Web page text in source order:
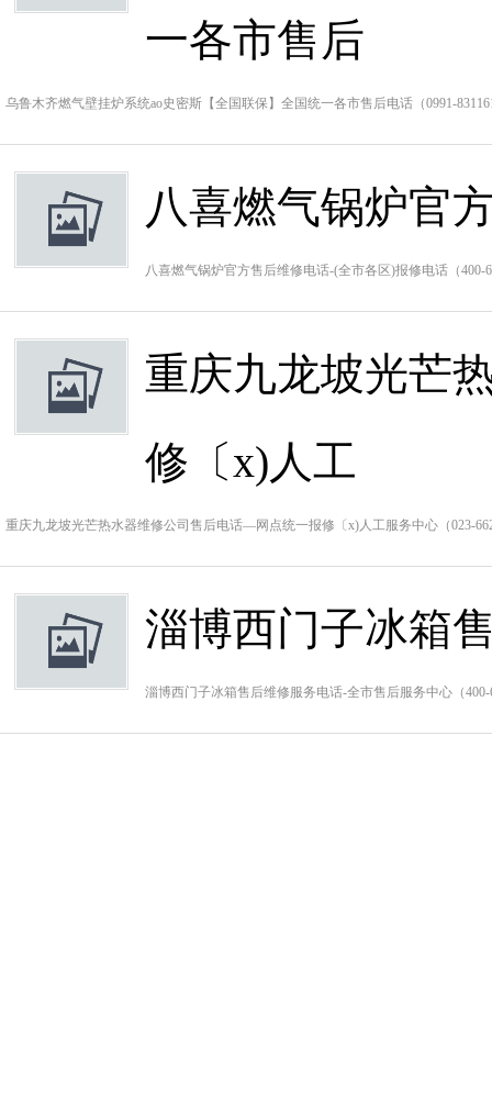
一各市售后
乌鲁木齐燃气壁挂炉系统ao史密斯【全国联保】全国统一各市售后电话（0991-
八喜燃气锅炉官
八喜燃气锅炉官方售后维修电话-(全市各区)报修电话（
重庆九龙坡光芒
修〔x)人工
重庆九龙坡光芒热水器维修公司售后电话—网点统一报修〔x)人工服务中心（023-
淄博西门子冰箱
淄博西门子冰箱售后维修服务电话-全市售后服务中心（